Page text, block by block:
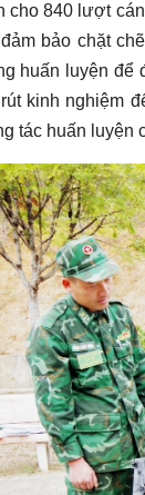
cho 840 lượt
đảm bảo chặt
huấn luyện để
kinh nghiệm
tác huấn luyện